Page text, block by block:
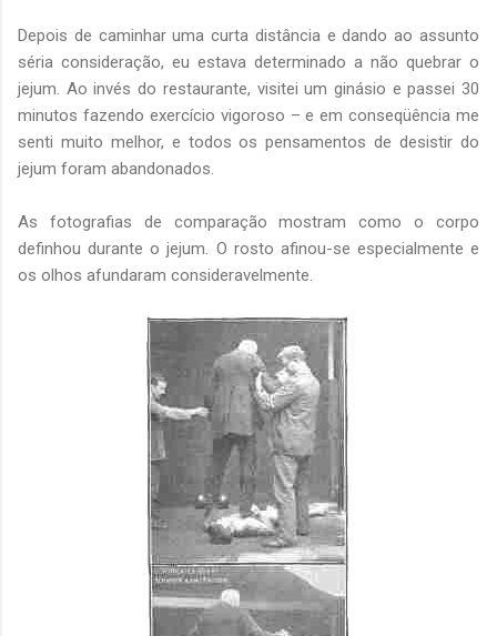
Depois de caminhar uma curta distância e dando ao assunto
séria consideração, eu estava determinado a não quebrar o
jejum. Ao invés do restaurante, visitei um ginásio e passei 30
minutos fazendo exercício vigoroso – e em conseqüência me
senti muito melhor, e todos os pensamentos de desistir do
jejum foram abandonados.
As fotografias de comparação mostram como o corpo
definhou durante o jejum. O rosto afinou-se especialmente e
os olhos afundaram consideravelmente.